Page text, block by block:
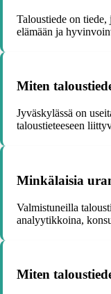
Taloustiede on
elämään ja
Miten
Jyväskylässä on
taloustieteeseen
Minkälaisia
Valmistuneilla
analyytikkoina,
Miten